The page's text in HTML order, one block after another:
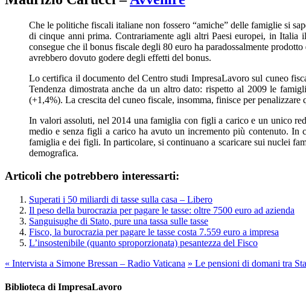
Che le politiche fiscali italiane non fossero “amiche” delle famiglie si
di cinque anni prima. Contrariamente agli altri Paesi europei, in
consegue che il bonus fiscale degli 80 euro ha paradossalmente
avrebbero dovuto godere degli effetti del bonus.
Lo certifica il documento del Centro studi ImpresaLavoro sul cuneo
Tendenza dimostrata anche da un altro dato: rispetto al 2009 le
(+1,4%). La crescita del cuneo fiscale, insomma, finisce per
In valori assoluti, nel 2014 una famiglia con figli a carico e un unico
medio e senza figli a carico ha avuto un incremento più contenuto.
famiglia e dei figli. In particolare, si continuano a scaricare sui nuclei
demografica.
Articoli che potrebbero interessarti:
Superati i 50 miliardi di tasse sulla casa – Libero
Il peso della burocrazia per pagare le tasse: oltre 7500 euro ad azienda
Sanguisughe di Stato, pure una tassa sulle tasse
Fisco, la burocrazia per pagare le tasse costa 7.559 euro a impresa
L’insostenibile (quanto sproporzionata) pesantezza del Fisco
« Intervista a Simone Bressan – Radio Vaticana » Le pensioni di domani tra
Biblioteca di ImpresaLavoro